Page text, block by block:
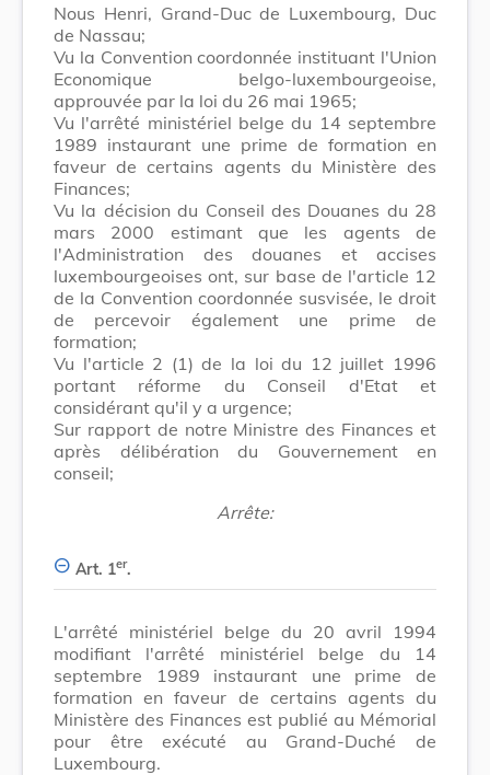
Nous Henri, Grand-Duc de Luxembourg, Duc
de Nassau;
Vu la Convention coordonnée instituant l'Union
Economique belgo-luxembourgeoise,
approuvée par la loi du 26 mai 1965;
Vu l'arrêté ministériel belge du 14 septembre
1989 instaurant une prime de formation en
faveur de certains agents du Ministère des
Finances;
Vu la décision du Conseil des Douanes du 28
mars 2000 estimant que les agents de
l'Administration des douanes et accises
luxembourgeoises ont, sur base de l'article 12
de la Convention coordonnée susvisée, le droit
de percevoir également une prime de
formation;
Vu l'article 2 (1) de la loi du 12 juillet 1996
portant réforme du Conseil d'Etat et
considérant qu'il y a urgence;
Sur rapport de notre Ministre des Finances et
après délibération du Gouvernement en
conseil;
Arrête:
Art. 1er.
L'arrêté ministériel belge du 20 avril 1994
modifiant l'arrêté ministériel belge du 14
septembre 1989 instaurant une prime de
formation en faveur de certains agents du
Ministère des Finances est publié au Mémorial
pour être exécuté au Grand-Duché de
Luxembourg.